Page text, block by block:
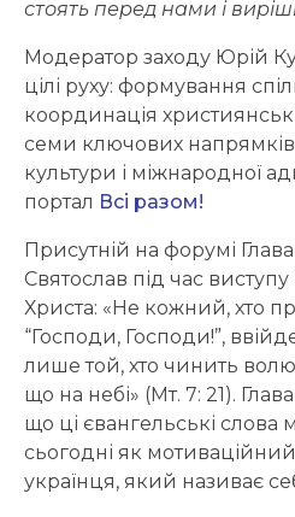
стоять перед нами і
Модератор заходу Юрій
цілі руху: формування
координація
семи ключових напрямків
культури і міжнародної
портал Всі разом!
Присутній на форумі
Святослав під час
Христа: «Не кожний, хто
“Господи, Господи!”,
лише той, хто чинить
що на небі» (Мт. 7: 21).
що ці євангельські слова
сьогодні як
українця, який називає